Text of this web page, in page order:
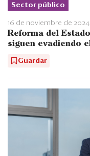
Sector público
16 de noviembre de 2024
Reforma del
siguen evadiendo
Guardar